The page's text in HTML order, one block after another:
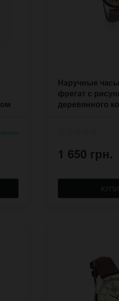
Наручные
фрегат с
деревянного
1 650 грн.